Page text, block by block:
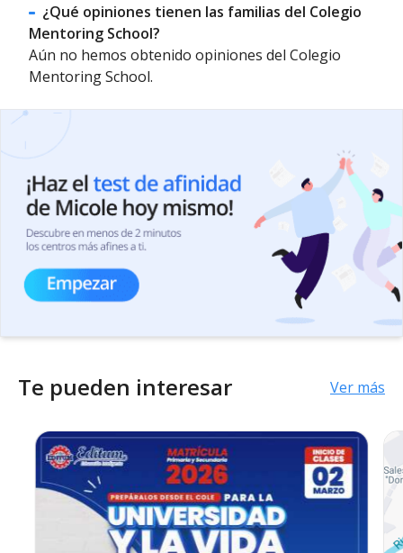
¿Qué opiniones tienen las familias del Colegio
Mentoring School?
Aún no hemos obtenido opiniones del Colegio
Mentoring School.
Te pueden interesar Ver más